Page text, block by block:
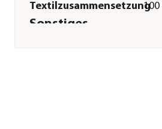
Textilzusammensetzung100
Sonstiges